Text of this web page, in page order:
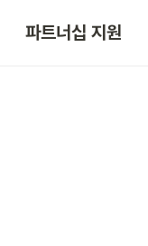
파트너십 지원
서비스 불만 사항 제보